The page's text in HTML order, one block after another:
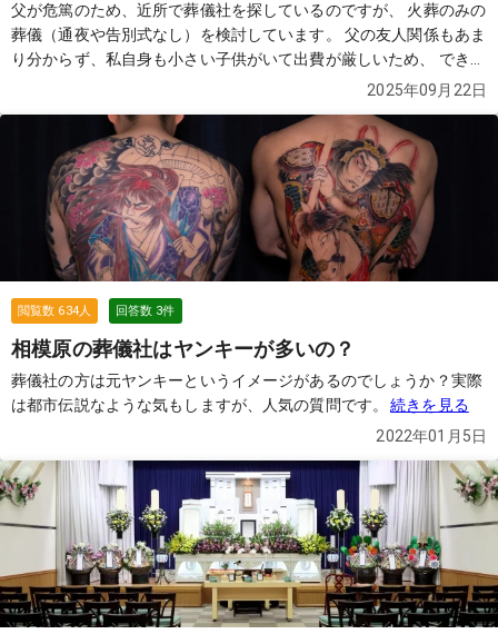
父が危篤のため、近所で葬儀社を探しているのですが、 火葬のみの
葬儀（通夜や告別式なし）を検討しています。 父の友人関係もあま
り分からず、私自身も小さい子供がいて出費が厳しいため、 できる
が、 実際には総額で35万円ほどになりました。 担当者に確認した
ところ、火葬場の料金やその他の費用は別途必要になるとのこと
で、 結局は思っていたよりも高額になってしまい、正直納得がいっ
ていません。 もちろん76,000円だけでできないことは理解しまし
たが、 最終的にかかる総額を含め、できるだけ安く対応してくれる
葬儀社を探しています。 近所で火葬のみを行った場合の費用総額の
相場や、 実際に利用して良かった葬儀社があれば教えていただきた
いです。 皆さまのおすすめをぜひ伺いたいです。
2025年09月22日
閲覧数 634人 回答数 3件
相模原の葬儀社はヤンキーが多いの？
葬儀社の方は元ヤンキーというイメージがあるのでしょうか？実際
は都市伝説なような気もしますが、人気の質問です。
続きを見る
2022年01月5日